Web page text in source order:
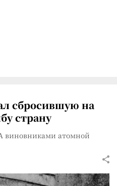
сбросившую на
страну
виновниками атомной